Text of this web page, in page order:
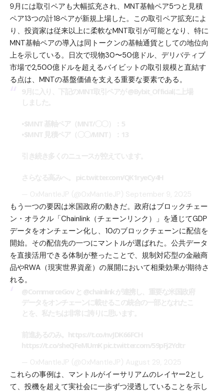
9月には取引ペアも大幅拡充され、MNT基軸ペア5つと見積
ペア13つの計18ペアが新規上場した。この取引ペア拡充によ
り、投資家は従来以上に柔軟なMNT取引が可能となり、特に
MNT基軸ペアの導入は同トークンの基軸通貨としての地位向
上を示している。日次で現物30〜50億ドル、デリバティブ
市場で2,500億ドルを超えるバイビットの取引規模と直結す
る点は、MNTの基盤価値を支える重要な要素である。
もう一つの要因は米国政府の動きだ。政府はブロックチェー
ン・オラクル「Chainlink（チェーンリンク）」を通じてGDP
データをオンチェーン化し、10のブロックチェーンに配信を
開始。その配信先の一つにマントルが選ばれた。公共データ
を直接活用できる体制が整ったことで、規制対応型の金融商
品やRWA（現実世界資産）の展開において相乗効果が期待さ
れる。
これらの事例は、マントルがイーサリアムのレイヤー2とし
て、投機を超えて実社会に一歩ずつ浸透していることを示し